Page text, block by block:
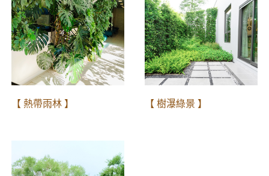
【 熱帶雨林 】 【 樹瀑綠景 】